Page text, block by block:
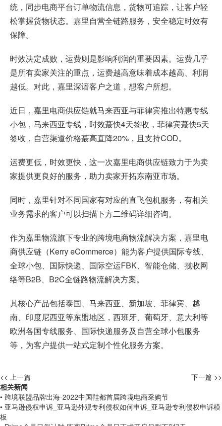
统，同步电商平台订单物流信息，货物可追踪，让客户轻
松掌握货物状态。嘉里自营全链路服务，安全稳定时效有
保障。
时效决定成败，运费则是影响利润的重要因素。运费几乎
是所有卖家关注的重点，运费越高意味着成本越高、利润
越低。对此，嘉里深谙客户之道，想客户所想。
近日，嘉里电商供应链就马来西亚与菲律宾推出特惠专线
小包，马来西亚专线，时效蕞快4天签收，菲律宾蕞快5天
签收，自营渠道价格蕞高直降20%，且支持COD。
运费更低，时效更快，这一次嘉里电商供应链致力于为卖
家提供更良好的服务，助力卖家开拓东南亚市场。
同时，嘉里针对不同国家有对应的直飞包机服务，有相关
业务需求的客户可以扫描下方二维码详细咨询。
作为嘉里物流旗下专业的跨境电商物流解决方案，嘉里电
商供应链（Kerry eCommerce）能为客户提供国际专线、
全球小包、国际快递、国际空运FBK、智能仓储、揽收网
络等B2B、B2C全链路物流解决方案。
其核心产品包括泰国、马来西亚、新加坡、菲律宾、越
南、印度尼西亚等东盟地区，西班牙、葡萄牙、意大利等
欧洲各国专线服务、国际快递服务及自营全球小包服务
等，为客户提供一站式定制个性化服务方案。
<< 上一篇
下一篇 >>
相关新闻
• 跨境联盟品牌出海-2022中国鞋都首届跨境电商采购节
• 亚马逊侵权申诉_亚马逊外观专利侵权如何申诉_亚马逊专利侵权申诉模
板